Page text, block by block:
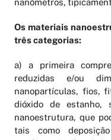
Os materiais
três categorias:
a) a primeira
reduzidas e/ou
nanopartículas, fios,
dióxido de estanho,
nanoestrutura, que
tais como